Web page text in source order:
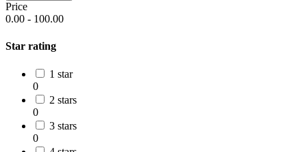
Price
0.00 - 100.00
Star rating
1 star
0
2 stars
0
3 stars
0